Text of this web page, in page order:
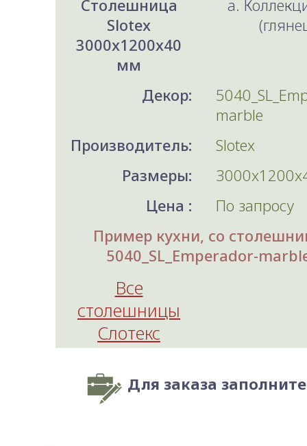
Столешница
Slotex
3000x1200x40
мм
a.
Декор:
marble
Производитель:
Slotex
Размеры:
Цена :
По запросу
Пример кухни, со
5040_SL_Emperador-
Все
столешницы
Слотекс
Для заказа